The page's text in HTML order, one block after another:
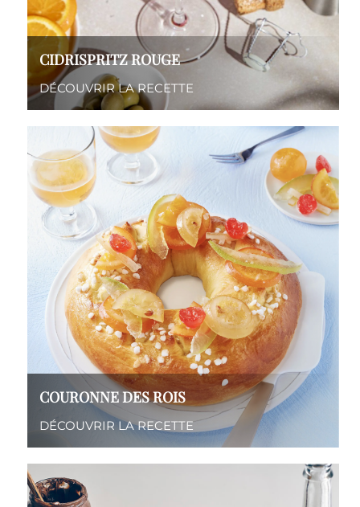
CIDRISPRITZ ROUGE
DÉCOUVRIR LA RECETTE
COURONNE DES ROIS
DÉCOUVRIR LA RECETTE